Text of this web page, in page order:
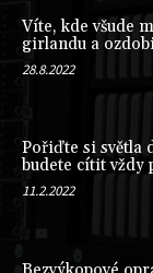
Víte, kde všude
girlandu a
28.8.2022
Pořiďte si světla
budete cítit vždy
11.2.2022